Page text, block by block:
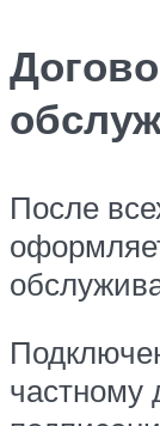
После
частному